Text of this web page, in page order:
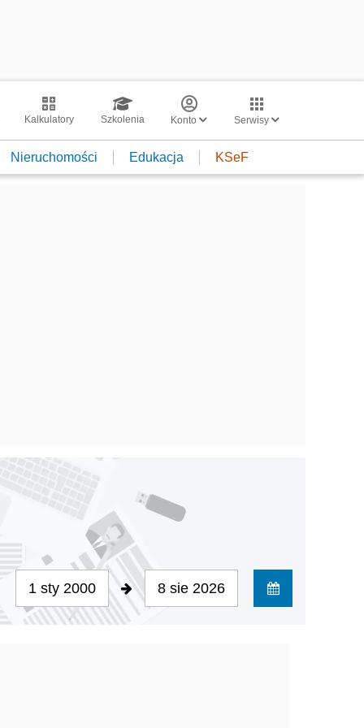
Kalkulatory Szkolenia Konto Serwisy
Nieruchomości Edukacja KSeF
1 sty 2000 8 sie 2026